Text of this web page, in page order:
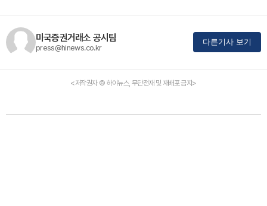
미국증권거래소 공시팀
press@hinews.co.kr
다른기사 보기
<저작권자 © 하이뉴스, 무단전재 및 재배포 금지>